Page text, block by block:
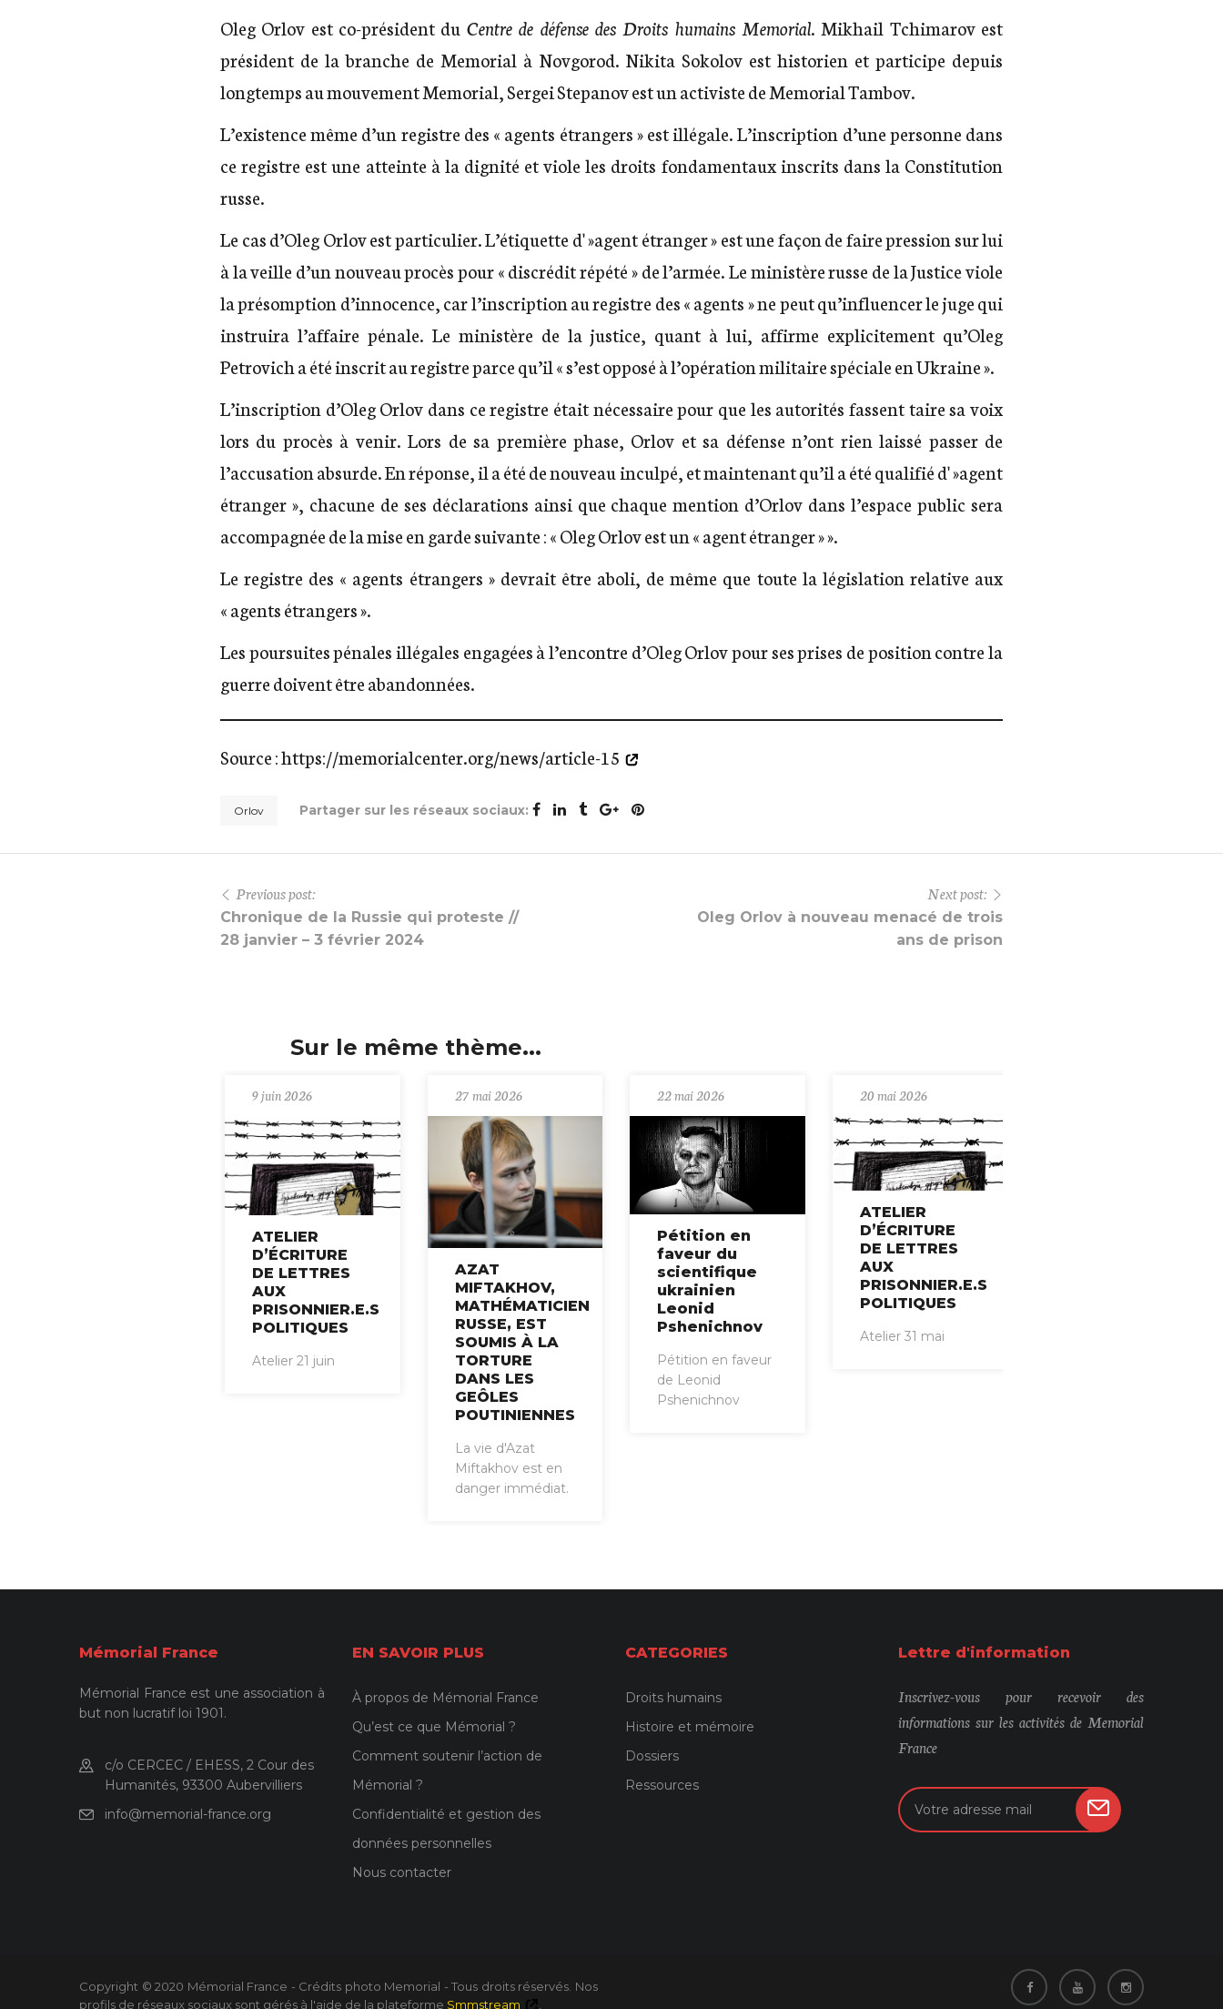
Oleg Orlov est co-président du Centre de défense des Droits humains Memorial. Mikhail Tchimarov est
président de la branche de Memorial à Novgorod. Nikita Sokolov est historien et participe depuis
longtemps au mouvement Memorial, Sergei Stepanov est un activiste de Memorial Tambov.
L’existence même d’un registre des « agents étrangers » est illégale. L’inscription d’une personne dans
ce registre est une atteinte à la dignité et viole les droits fondamentaux inscrits dans la Constitution
russe.
Le cas d’Oleg Orlov est particulier. L’étiquette d' »agent étranger » est une façon de faire pression sur lui
à la veille d’un nouveau procès pour « discrédit répété » de l’armée. Le ministère russe de la Justice viole
la présomption d’innocence, car l’inscription au registre des « agents » ne peut qu’influencer le juge qui
instruira l’affaire pénale. Le ministère de la justice, quant à lui, affirme explicitement qu’Oleg
Petrovich a été inscrit au registre parce qu’il « s’est opposé à l’opération militaire spéciale en Ukraine ».
L’inscription d’Oleg Orlov dans ce registre était nécessaire pour que les autorités fassent taire sa voix
lors du procès à venir. Lors de sa première phase, Orlov et sa défense n’ont rien laissé passer de
l’accusation absurde. En réponse, il a été de nouveau inculpé, et maintenant qu’il a été qualifié d' »agent
étranger », chacune de ses déclarations ainsi que chaque mention d’Orlov dans l’espace public sera
accompagnée de la mise en garde suivante : « Oleg Orlov est un « agent étranger » ».
Le registre des « agents étrangers » devrait être aboli, de même que toute la législation relative aux
« agents étrangers ».
Les poursuites pénales illégales engagées à l’encontre d’Oleg Orlov pour ses prises de position contre la
guerre doivent être abandonnées.
Source :https://memorialcenter.org/news/article-15
Orlov Partager sur les réseaux sociaux:
Previous post:
Chronique de la Russie qui proteste //
28 janvier – 3 février 2024
Next post:
Oleg Orlov à nouveau menacé de trois
ans de prison
Sur le même thème...
9 juin 2026
ATELIER
D’ÉCRITURE
DE LETTRES
AUX
PRISONNIER.E.S
POLITIQUES
Atelier 21 juin
27 mai 2026
AZAT
MIFTAKHOV,
MATHÉMATICIEN
RUSSE, EST
SOUMIS À LA
TORTURE
DANS LES
GEÔLES
POUTINIENNES
La vie d'Azat
Miftakhov est en
danger immédiat.
22 mai 2026
Pétition en
faveur du
scientifique
ukrainien
Leonid
Pshenichnov
Pétition en faveur
de Leonid
Pshenichnov
20 mai 2026
ATELIER
D’ÉCRITURE
DE LETTRES
AUX
PRISONNIER.E.S
POLITIQUES
Atelier 31 mai
Mémorial France
Mémorial France est une association à
but non lucratif loi 1901.
c/o CERCEC / EHESS, 2 Cour des
Humanités, 93300 Aubervilliers
info@memorial-france.org
EN SAVOIR PLUS
À propos de Mémorial France
Qu’est ce que Mémorial ?
Comment soutenir l’action de
Mémorial ?
Confidentialité et gestion des
données personnelles
Nous contacter
CATEGORIES
Droits humains
Histoire et mémoire
Dossiers
Ressources
Lettre d'information
Inscrivez-vous pour recevoir des
informations sur les activités de Memorial
France
Copyright © 2020 Mémorial France - Crédits photo Memorial - Tous droits réservés. Nos
profils de réseaux sociaux sont gérés à l'aide de la plateforme Smmstream